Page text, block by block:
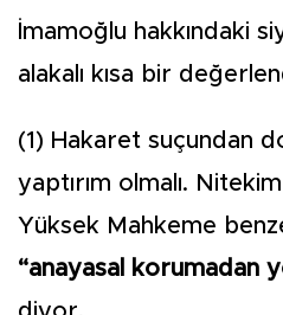
İmamoğlu hakkındaki
alakalı kısa bir
(1) Hakaret suçundan
yaptırım olmalı.
Yüksek Mahkeme
“anayasal korumadan